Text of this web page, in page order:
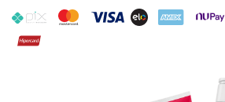
PIX MasterCard
VISA ELO AMEX NuPay
Hipercard
Promoção em Destaque